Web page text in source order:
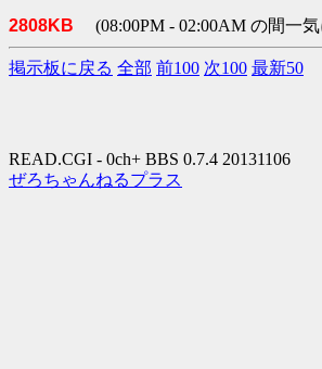
2808KB (08:00PM - 02:00AM の間一
掲示板に戻る 全部 前100 次100 最新50
READ.CGI - 0ch+ BBS 0.7.4 20131106
ぜろちゃんねるプラス